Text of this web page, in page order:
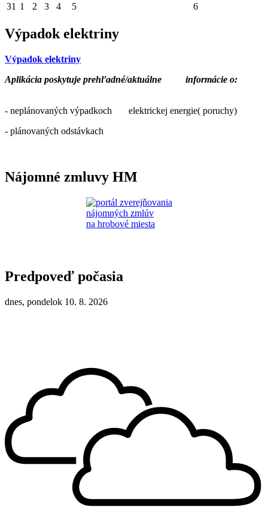
31 1 2 3 4 5 6
Výpadok elektriny
Výpadok elektriny
Aplikácia poskytuje prehľadné/aktuálne informácie o:
- neplánovaných výpadkoch elektrickej energie( poruchy)
- plánovaných odstávkach
Nájomné zmluvy HM
Predpoveď počasia
dnes, pondelok 10. 8. 2026